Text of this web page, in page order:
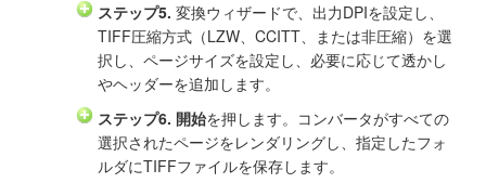
ステップ5. 変換ウィザードで、出力DPIを設定し、
TIFF圧縮方式（LZW、CCITT、または非圧縮）を選
択し、ページサイズを設定し、必要に応じて透かし
やヘッダーを追加します。
ステップ6. 開始を押します。コンバータがすべての
選択されたページをレンダリングし、指定したフォ
ルダにTIFFファイルを保存します。